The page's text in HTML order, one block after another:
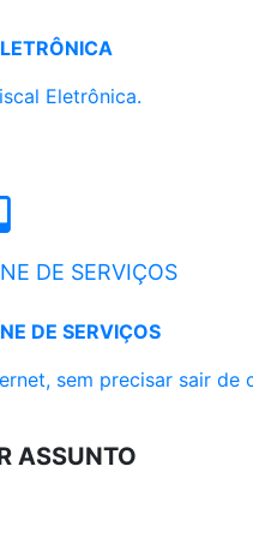
Eletrônica.
DE SERVIÇOS
DE SERVIÇOS
sem precisar sair de
ASSUNTO